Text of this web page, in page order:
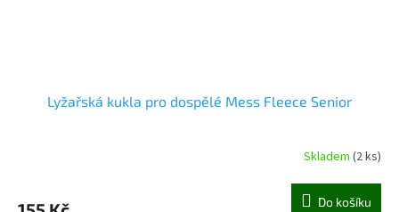
Lyžařská kukla pro dospělé Mess Fleece Senior
Skladem (2 ks)
Do košíku